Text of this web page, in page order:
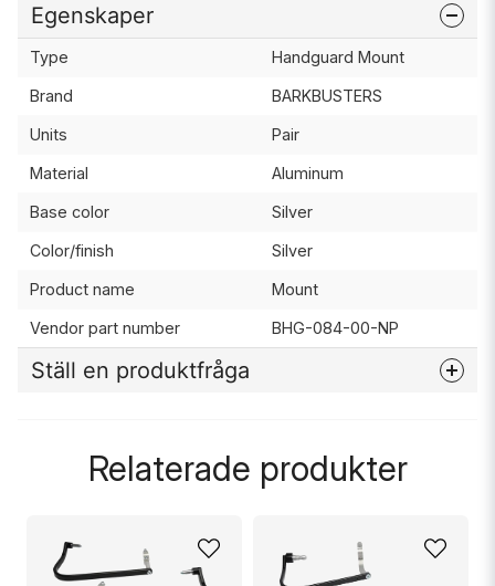
Egenskaper
Type Handguard Mount
Brand BARKBUSTERS
Units Pair
Material Aluminum
Base color Silver
Color/finish Silver
Product name Mount
Vendor part number BHG-084-00-NP
Ställ en produktfråga
name
Namn
Relaterade produkter